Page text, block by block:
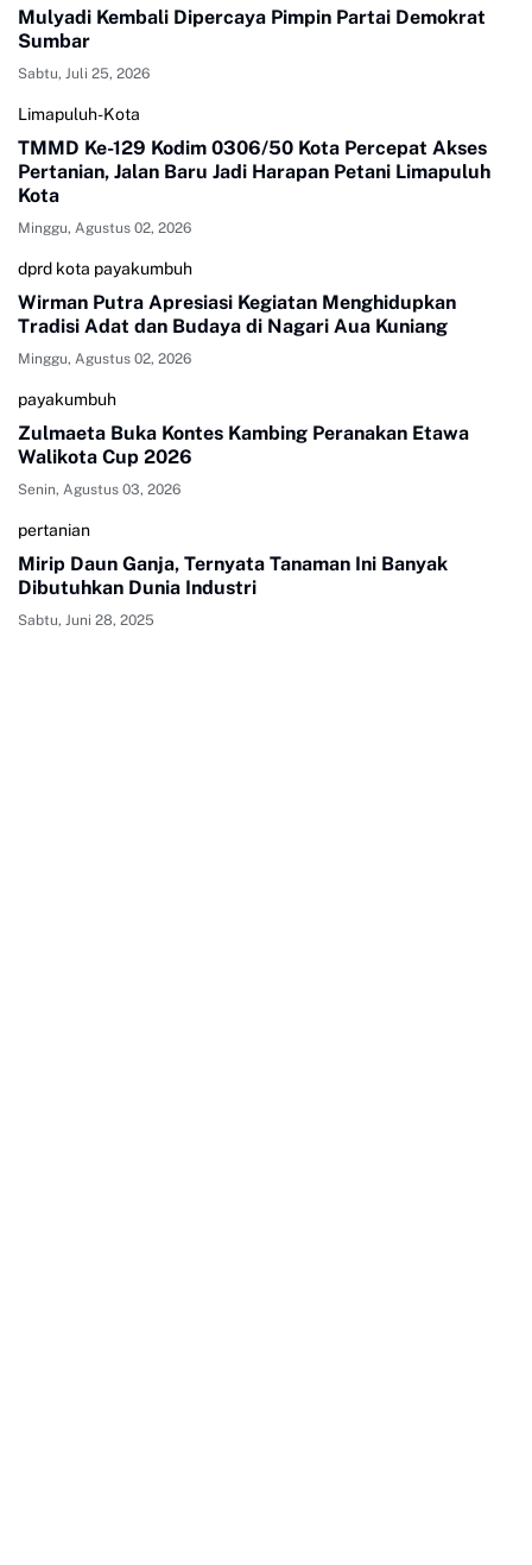
Mulyadi Kembali Dipercaya Pimpin Partai Demokrat
Sumbar
Sabtu, Juli 25, 2026
Limapuluh-Kota
TMMD Ke-129 Kodim 0306/50 Kota Percepat Akses
Pertanian, Jalan Baru Jadi Harapan Petani Limapuluh
Kota
Minggu, Agustus 02, 2026
dprd kota payakumbuh
Wirman Putra Apresiasi Kegiatan Menghidupkan
Tradisi Adat dan Budaya di Nagari Aua Kuniang
Minggu, Agustus 02, 2026
payakumbuh
Zulmaeta Buka Kontes Kambing Peranakan Etawa
Walikota Cup 2026
Senin, Agustus 03, 2026
pertanian
Mirip Daun Ganja, Ternyata Tanaman Ini Banyak
Dibutuhkan Dunia Industri
Sabtu, Juni 28, 2025